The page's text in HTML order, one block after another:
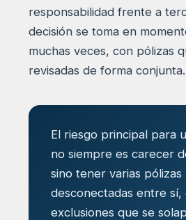
responsabilidad frente a
decisión se toma en
muchas veces, con pólizas
revisadas de forma conjunta.
El riesgo principal para
no siempre es carecer
sino tener varias pólizas
desconectadas entre sí,
exclusiones que se